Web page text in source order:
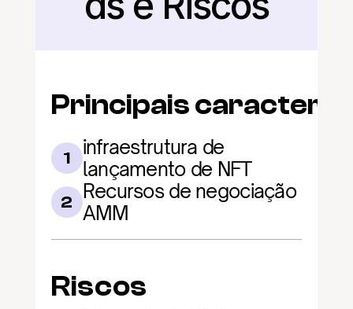
Principais
1
infraestrutura de
lançamento de NFT
2 Recursos de negociação
AMM
Riscos